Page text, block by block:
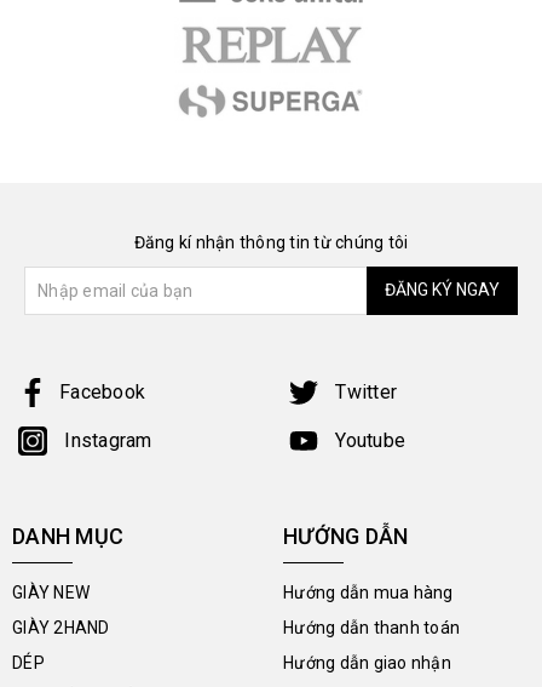
Đăng kí nhận thông tin từ chúng tôi
ĐĂNG KÝ NGAY
Facebook Twitter
Instagram Youtube
DANH MỤC
GIÀY NEW
GIÀY 2HAND
DÉP
HƯỚNG DẪN
Hướng dẫn mua hàng
Hướng dẫn thanh toán
Hướng dẫn giao nhận